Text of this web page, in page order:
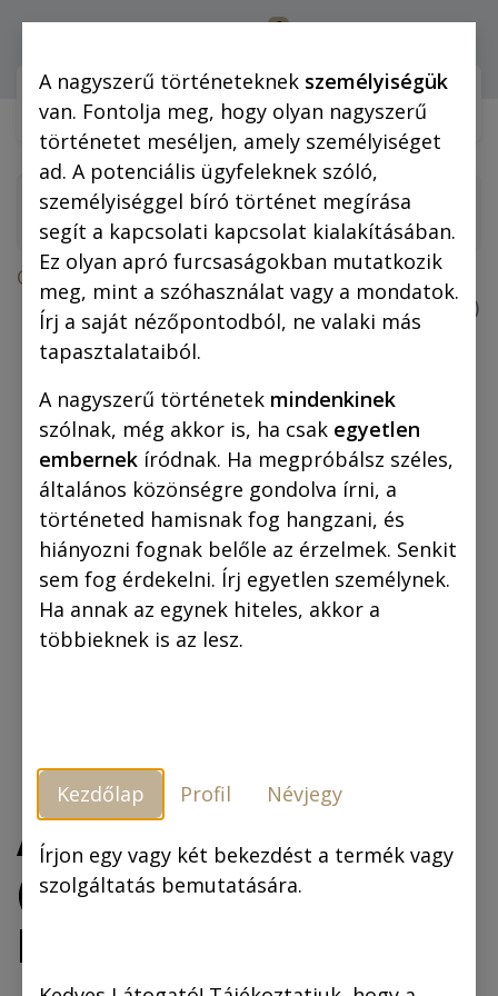
0
Webshop (mobilra)
Összes termék
A láthatatlan ember (fekete-fehér képregény)
A láthatatlan ember
(fekete-fehér
képregény)
A nagyszerű történeteknek személyiségük
van. Fontolja meg, hogy olyan nagyszerű
történetet meséljen, amely személyiséget
ad. A potenciális ügyfeleknek szóló,
személyiséggel bíró történet megírása
segít a kapcsolati kapcsolat kialakításában.
Ez olyan apró furcsaságokban mutatkozik
meg, mint a szóhasználat vagy a mondatok.
Írj a saját nézőpontodból, ne valaki más
tapasztalataiból.
A nagyszerű történetek mindenkinek
szólnak, még akkor is, ha csak egyetlen
embernek íródnak. Ha megpróbálsz széles,
általános közönségre gondolva írni, a
történeted hamisnak fog hangzani, és
hiányozni fognak belőle az érzelmek. Senkit
sem fog érdekelni. Írj egyetlen személynek.
Ha annak az egynek hiteles, akkor a
többieknek is az lesz.
Kezdőlap Profil Névjegy
Írjon egy vagy két bekezdést a termék vagy
szolgáltatás bemutatására.